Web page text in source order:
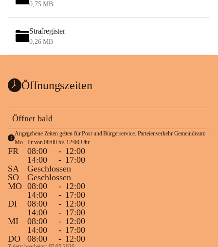
0,75 MB
Strafregister
0,26 MB
Öffnungszeiten
Öffnet bald
Angegebene Zeiten gelten für Post und Bürgerservice. Parteienverkehr Gemeindeamt
Mo - Fr von 08:00 bis 12:00 Uhr.
FR 08:00 - 12:00
14:00
- 17:00
SA
Geschlossen
SO
Geschlossen
MO 08:00 - 12:00
14:00
- 17:00
DI
08:00 - 12:00
14:00
- 17:00
MI
08:00 - 12:00
14:00
- 17:00
DO
08:00 - 12:00